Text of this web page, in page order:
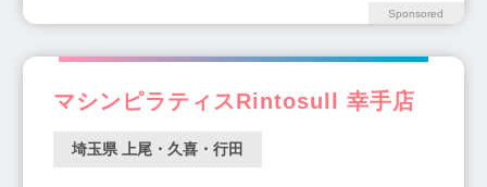
Sponsored
マシンピラティスRintosull 幸手店
埼玉県 上尾・久喜・行田